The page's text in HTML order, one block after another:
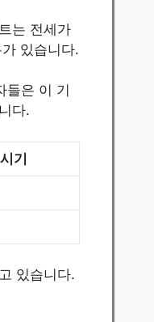
는 전세가
있습니다.
들은 이 기
다.
기
있습니다.